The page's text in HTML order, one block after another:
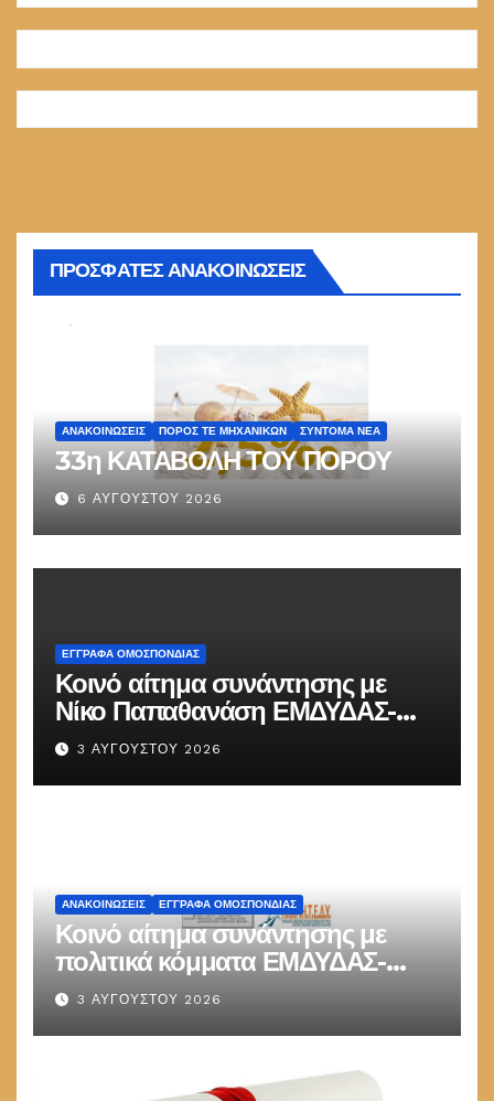
ΠΡΟΣΦΑΤΕΣ ΑΝΑΚΟΙΝΩΣΕΙΣ
ΑΝΑΚΟΙΝΏΣΕΙΣ ΠΌΡΟΣ ΤΕ ΜΗΧΑΝΙΚΏΝ ΣΎΝΤΟΜΑ ΝΈΑ
33η ΚΑΤΑΒΟΛΗ ΤΟΥ ΠΟΡΟΥ
6 ΑΥΓΟΎΣΤΟΥ 2026
ΕΓΓΡΑΦΑ ΟΜΟΣΠΟΝΔΙΑΣ
Κοινό αίτημα συνάντησης με
Νίκο Παπαθανάση ΕΜΔΥΔΑΣ-
ΠΟΜΗΤΕΔΥ
3 ΑΥΓΟΎΣΤΟΥ 2026
ΑΝΑΚΟΙΝΏΣΕΙΣ ΕΓΓΡΑΦΑ ΟΜΟΣΠΟΝΔΙΑΣ
Κοινό αίτημα συνάντησης με
πολιτικά κόμματα ΕΜΔΥΔΑΣ-
ΠΟΜΗΤΕΔΥ
3 ΑΥΓΟΎΣΤΟΥ 2026